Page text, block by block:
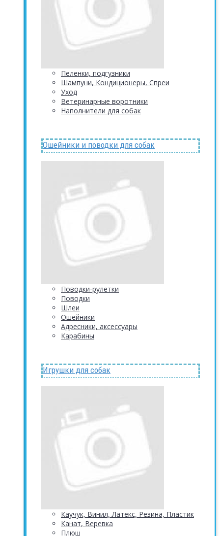
Пеленки, подгузники
Шампуни, Кондиционеры, Спреи
Уход
Ветеринарные воротники
Наполнители для собак
Ошейники и поводки для собак
Поводки-рулетки
Поводки
Шлеи
Ошейники
Адресники, аксессуары
Карабины
Игрушки для собак
Каучук, Винил, Латекс, Резина, Пластик
Канат, Веревка
Плюш